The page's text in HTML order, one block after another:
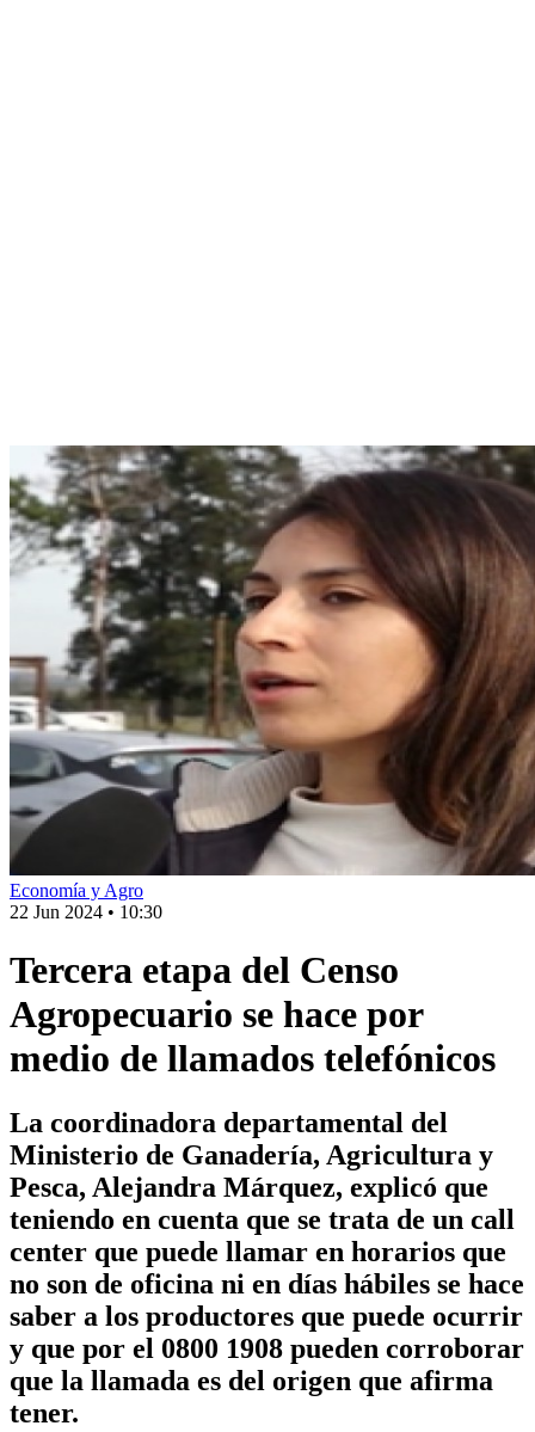
Economía y Agro
22 Jun 2024 • 10:30
Tercera etapa del Censo
Agropecuario se hace por
medio de llamados telefónicos
La coordinadora departamental del
Ministerio de Ganadería, Agricultura y
Pesca, Alejandra Márquez, explicó que
teniendo en cuenta que se trata de un call
center que puede llamar en horarios que
no son de oficina ni en días hábiles se hace
saber a los productores que puede ocurrir
y que por el 0800 1908 pueden corroborar
que la llamada es del origen que afirma
tener.